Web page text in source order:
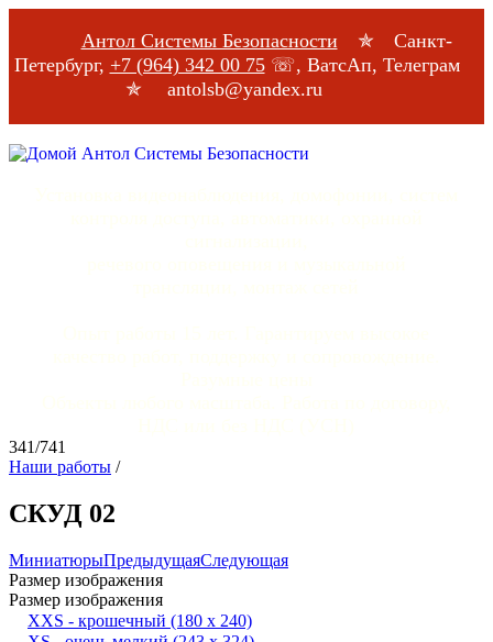
Антол Системы Безопасности ✯ Санкт-
Петербург, +7 (964) 342 00 75☏, ВатсАп, Телеграм
✯ antolsb@yandex.ru
341/741
Наши работы /
СКУД 02
МиниатюрыПредыдущаяСледующая
Размер изображения
Размер изображения
XXS - крошечный (180 x 240)